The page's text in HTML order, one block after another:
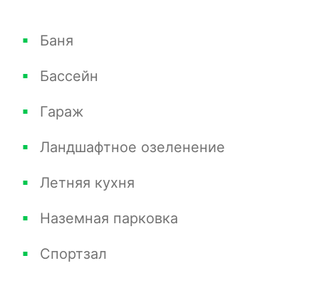
Баня
Бассейн
Гараж
Ландшафтное озеленение
Летняя кухня
Наземная парковка
Спортзал